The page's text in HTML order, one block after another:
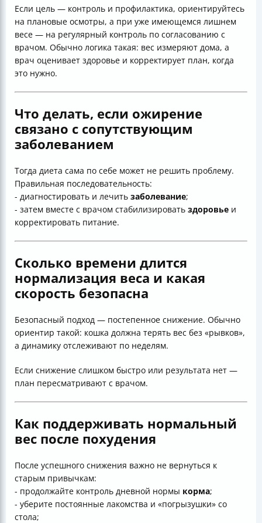
Если цель — контроль и профилактика, ориентируйтесь
на плановые осмотры, а при уже имеющемся лишнем
весе — на регулярный контроль по согласованию с
врачом. Обычно логика такая: вес измеряют дома, а
врач оценивает здоровье и корректирует план, когда
это нужно.
Что делать, если ожирение
связано с сопутствующим
заболеванием
Тогда диета сама по себе может не решить проблему.
Правильная последовательность:
- диагностировать и лечить заболевание;
- затем вместе с врачом стабилизировать здоровье и
корректировать питание.
Сколько времени длится
нормализация веса и какая
скорость безопасна
Безопасный подход — постепенное снижение. Обычно
ориентир такой: кошка должна терять вес без «рывков»,
а динамику отслеживают по неделям.
Если снижение слишком быстро или результата нет —
план пересматривают с врачом.
Как поддерживать нормальный
вес после похудения
После успешного снижения важно не вернуться к
старым привычкам:
- продолжайте контроль дневной нормы корма;
- уберите постоянные лакомства и «погрызушки» со
стола;